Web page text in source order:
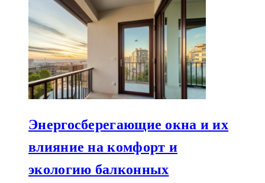
Энергосберегающие окна и их
влияние на комфорт и
экологию балконных